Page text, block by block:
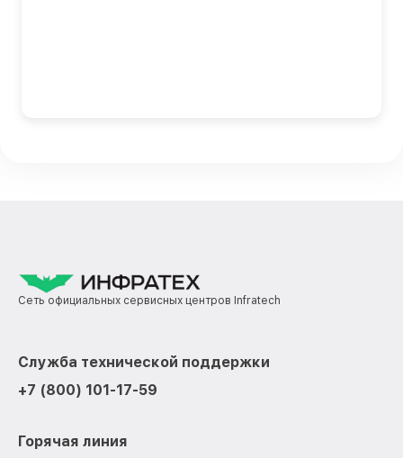
Сеть официальных сервисных центров Infratech
Служба технической поддержки
+7 (800) 101-17-59
Горячая линия